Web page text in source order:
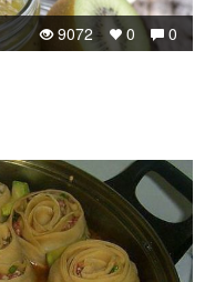
0
0
9072